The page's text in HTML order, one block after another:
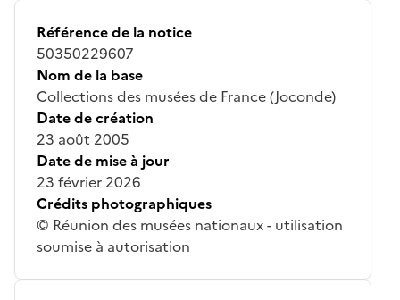
Référence de la notice
50350229607
Nom de la base
Collections des musées de France (Joconde)
Date de création
23 août 2005
Date de mise à jour
23 février 2026
Crédits photographiques
© Réunion des musées nationaux - utilisation
soumise à autorisation